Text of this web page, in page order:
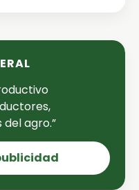
agro.”